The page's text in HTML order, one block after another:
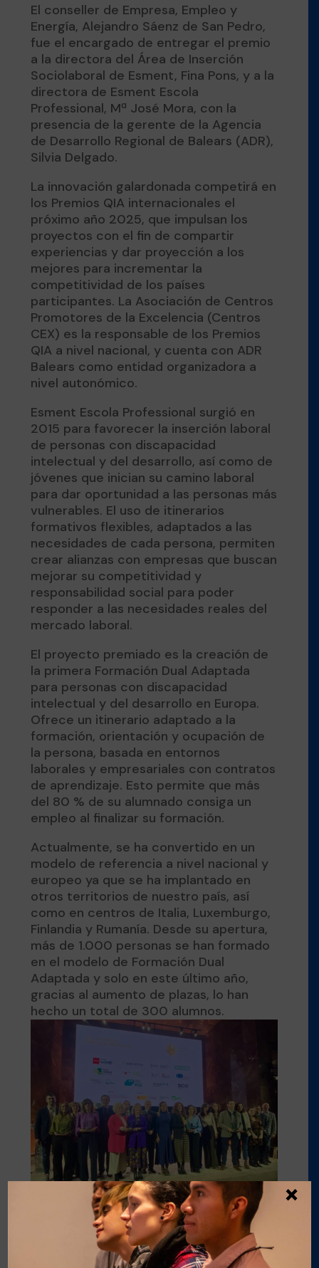
El conseller de Empresa, Empleo y
Energía, Alejandro Sáenz de San Pedro,
fue el encargado de entregar el premio
a la directora del Área de Inserción
Sociolaboral de Esment, Fina Pons, y a la
directora de Esment Escola
Professional, Mª José Mora, con la
presencia de la gerente de la Agencia
de Desarrollo Regional de Balears (ADR),
Silvia Delgado.
La innovación galardonada competirá en
los Premios QIA internacionales el
próximo año 2025, que impulsan los
proyectos con el fin de compartir
experiencias y dar proyección a los
mejores para incrementar la
competitividad de los países
participantes. La Asociación de Centros
Promotores de la Excelencia (Centros
CEX) es la responsable de los Premios
QIA a nivel nacional, y cuenta con ADR
Balears como entidad organizadora a
nivel autonómico.
Esment Escola Professional surgió en
2015 para favorecer la inserción laboral
de personas con discapacidad
intelectual y del desarrollo, así como de
jóvenes que inician su camino laboral
para dar oportunidad a las personas más
vulnerables. El uso de itinerarios
formativos flexibles, adaptados a las
necesidades de cada persona, permiten
crear alianzas con empresas que buscan
mejorar su competitividad y
responsabilidad social para poder
responder a las necesidades reales del
mercado laboral.
El proyecto premiado es la creación de
la primera Formación Dual Adaptada
para personas con discapacidad
intelectual y del desarrollo en Europa.
Ofrece un itinerario adaptado a la
formación, orientación y ocupación de
la persona, basada en entornos
laborales y empresariales con contratos
de aprendizaje. Esto permite que más
del 80 % de su alumnado consiga un
empleo al finalizar su formación.
Actualmente, se ha convertido en un
modelo de referencia a nivel nacional y
europeo ya que se ha implantado en
otros territorios de nuestro país, así
como en centros de Italia, Luxemburgo,
Finlandia y Rumanía. Desde su apertura,
más de 1.000 personas se han formado
en el modelo de Formación Dual
Adaptada y solo en este último año,
gracias al aumento de plazas, lo han
hecho un total de 300 alumnos.
×